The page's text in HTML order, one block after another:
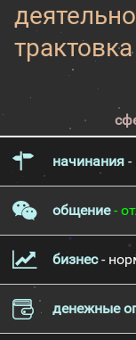
трактовка
начинания -
общение-
бизнес-
денежные